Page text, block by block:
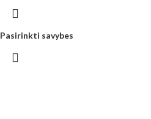
Pasirinkti savybes